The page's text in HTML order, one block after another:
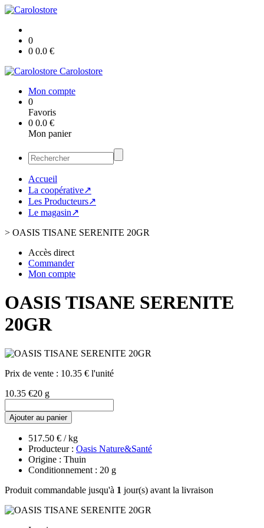
0
0 0.0 €
Carolostore
Mon compte
0
Favoris
0 0.0 €
Mon panier
Accueil
La coopérative↗
Les Producteurs↗
Le magasin↗
> OASIS TISANE SERENITE 20GR
Accès direct
Commander
Mon compte
OASIS TISANE SERENITE
20GR
Prix de vente : 10.35 € l'unité
10.35 €20 g
Ajouter au panier
517.50 € / kg
Producteur : Oasis Nature&Santé
Origine : Thuin
Conditionnement : 20 g
Produit commandable jusqu'à 1 jour(s) avant la livraison